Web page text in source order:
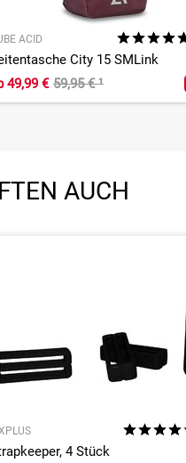
ACID
City 15 SMLink
49,99 € 59,95 €¹
AUCH
4 Stück